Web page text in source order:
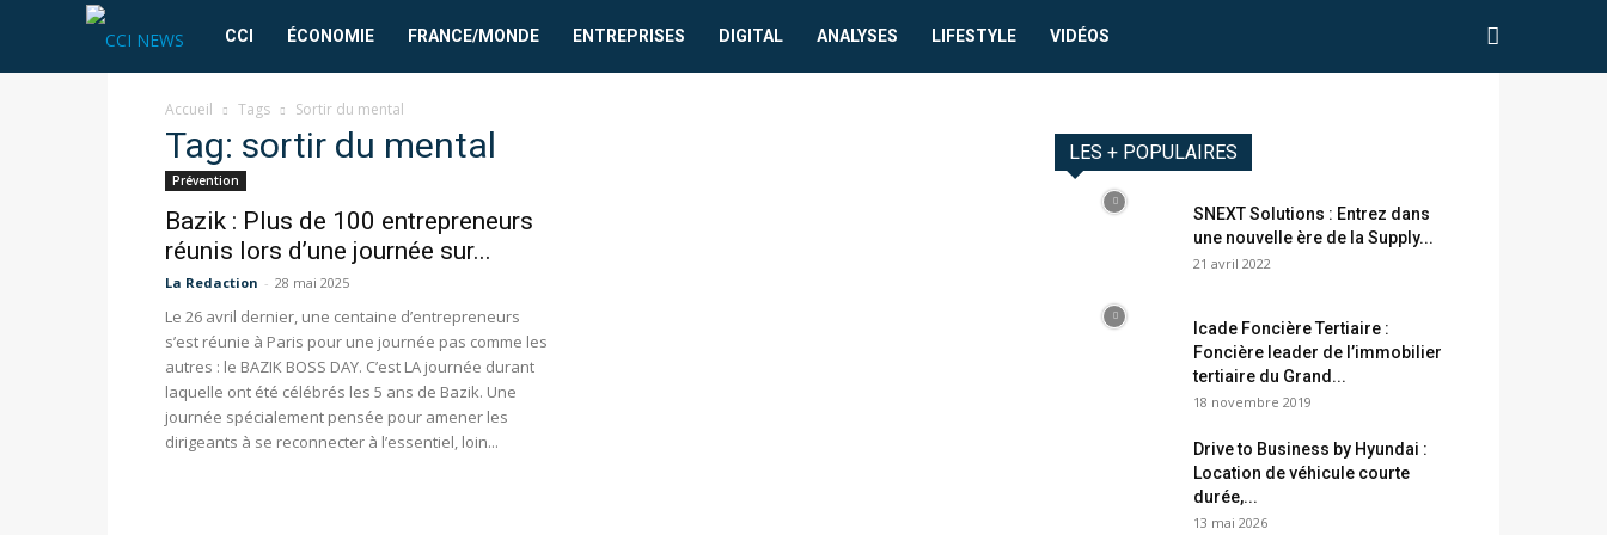
CCI
News
CCI ÉCONOMIE FRANCE/MONDE ENTREPRISES DIGITAL ANALYSES LIFESTYLE VIDÉOS
Accueil Tags Sortir du mental
Tag: sortir du mental
Prévention
Bazik : Plus de 100 entrepreneurs
réunis lors d’une journée sur...
La Redaction - 28 mai 2025
Le 26 avril dernier, une centaine d’entrepreneurs
s’est réunie à Paris pour une journée pas comme les
autres : le BAZIK BOSS DAY. C’est LA journée durant
laquelle ont été célébrés les 5 ans de Bazik. Une
journée spécialement pensée pour amener les
dirigeants à se reconnecter à l’essentiel, loin...
LES + POPULAIRES
SNEXT Solutions : Entrez dans
une nouvelle ère de la Supply...
21 avril 2022
Icade Foncière Tertiaire :
Foncière leader de l’immobilier
tertiaire du Grand...
18 novembre 2019
Drive to Business by Hyundai :
Location de véhicule courte
durée,...
13 mai 2026